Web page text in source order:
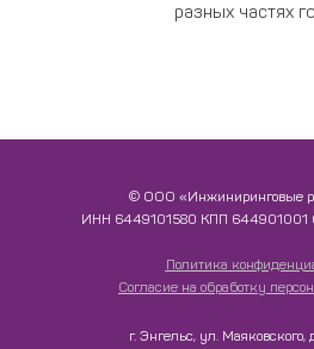
разных частях
© ООО «Инжиниринговые
ИНН​​​​​​​ 6449101580 КПП 644901001
Политика
Согласие на обработку
г. Энгельс, ул. Маяковского,